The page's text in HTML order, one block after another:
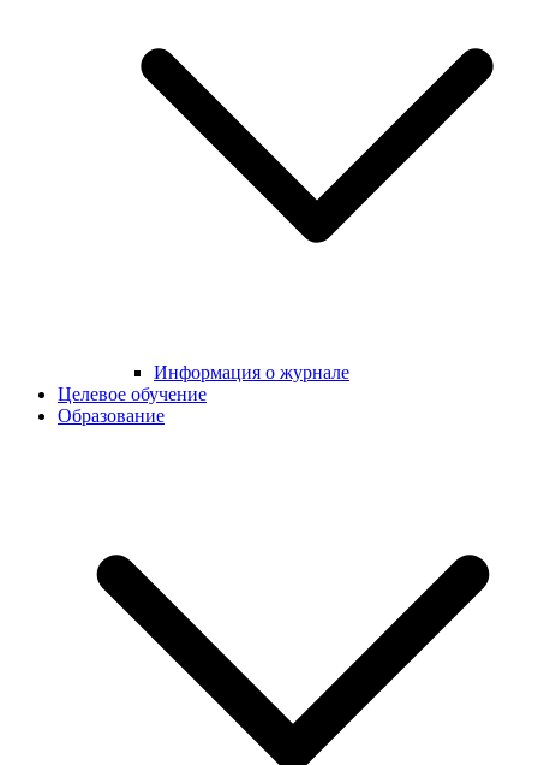
Информация о журнале
Целевое обучение
Образование